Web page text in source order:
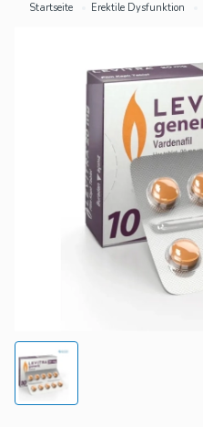
Startseite Erektile Dysfunktion